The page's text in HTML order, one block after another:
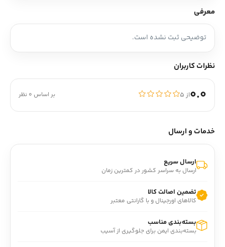
معرفی
توضیحی ثبت نشده است.
نظرات کاربران
0.0از ۵ بر اساس 0 نظر
خدمات و ارسال
ارسال سریع
ارسال به سراسر کشور در کمترین زمان
تضمین اصالت کالا
کالاهای اورجینال و با گارانتی معتبر
بسته‌بندی مناسب
بسته‌بندی ایمن برای جلوگیری از آسیب